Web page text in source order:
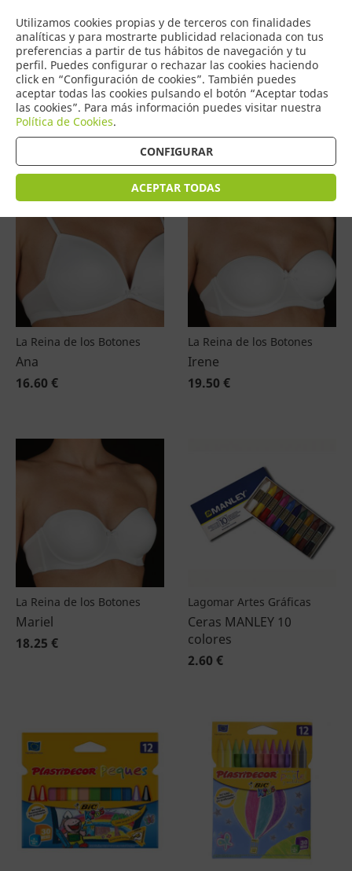
Utilizamos cookies propias y de terceros con finalidades
analíticas y para mostrarte publicidad relacionada con tus
preferencias a partir de tus hábitos de navegación y tu
perfil. Puedes configurar o rechazar las cookies haciendo
click en “Configuración de cookies”. También puedes
aceptar todas las cookies pulsando el botón “Aceptar todas
las cookies”. Para más información puedes visitar nuestra
Política de Cookies.
CONFIGURAR
ACEPTAR TODAS
0
COMERCIO
DE TORRIJOS
Productos (4596)
Ordenar por precio
La Reina de los Botones
Ana
16.60 €
La Reina de los Botones
Irene
19.50 €
La Reina de los Botones
Mariel
18.25 €
Lagomar Artes Gráficas
Ceras MANLEY 10
colores
2.60 €